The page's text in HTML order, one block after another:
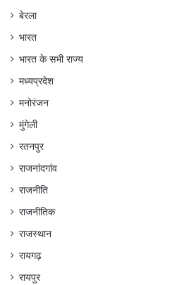
बेरला
भारत
भारत के सभी राज्य
मध्यप्रदेश
मनोरंजन
मुंगेली
रतनपुर
राजनांदगांव
राजनीति
राजनीतिक
राजस्थान
रायगढ़
रायपुर